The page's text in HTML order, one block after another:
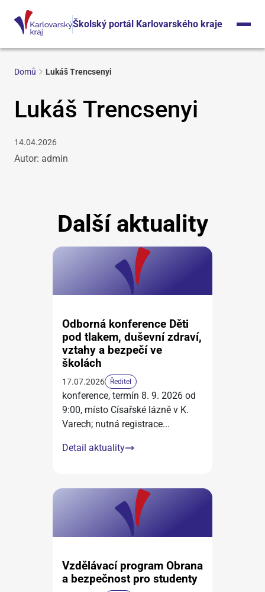
Školský portál Karlovarského kraje
Domů Lukáš Trencsenyi
Lukáš Trencsenyi
14.04.2026
Autor: admin
Další aktuality
Odborná konference Děti
pod tlakem, duševní zdraví,
vztahy a bezpečí ve
školách
17.07.2026 Ředitel
konference, termín 8. 9. 2026 od
9:00, místo Císařské lázně v K.
Varech; nutná registrace...
Detail aktuality
Vzdělávací program Obrana
a bezpečnost pro studenty